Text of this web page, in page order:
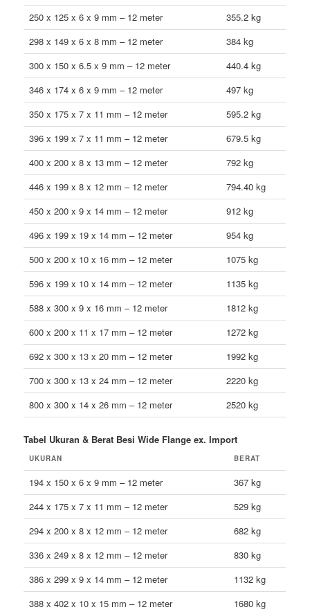
250 x 125 x 6 x 9 mm – 12 meter
355.2 kg
298 x 149 x 6 x 8 mm – 12 meter
384 kg
300 x 150 x 6.5 x 9 mm – 12 meter
440.4 kg
346 x 174 x 6 x 9 mm – 12 meter
497 kg
350 x 175 x 7 x 11 mm – 12 meter
595.2 kg
396 x 199 x 7 x 11 mm – 12 meter
679.5 kg
400 x 200 x 8 x 13 mm – 12 meter
792 kg
446 x 199 x 8 x 12 mm – 12 meter
794.40 kg
450 x 200 x 9 x 14 mm – 12 meter
912 kg
496 x 199 x 19 x 14 mm – 12 meter
954 kg
500 x 200 x 10 x 16 mm – 12 meter
1075 kg
596 x 199 x 10 x 14 mm – 12 meter
1135 kg
588 x 300 x 9 x 16 mm – 12 meter
1812 kg
600 x 200 x 11 x 17 mm – 12 meter
1272 kg
692 x 300 x 13 x 20 mm – 12 meter
1992 kg
700 x 300 x 13 x 24 mm – 12 meter
2220 kg
800 x 300 x 14 x 26 mm – 12 meter
2520 kg
Tabel Ukuran & Berat Besi Wide Flange ex. Import
UKURAN BERAT
194 x 150 x 6 x 9 mm – 12 meter
367 kg
244 x 175 x 7 x 11 mm – 12 meter
529 kg
294 x 200 x 8 x 12 mm – 12 meter
682 kg
336 x 249 x 8 x 12 mm – 12 meter
830 kg
386 x 299 x 9 x 14 mm – 12 meter
1132 kg
388 x 402 x 10 x 15 mm – 12 meter
1680 kg